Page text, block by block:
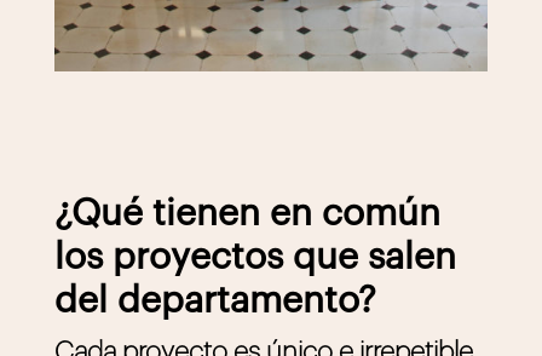
¿Qué tienen en común
los proyectos que salen
del departamento?